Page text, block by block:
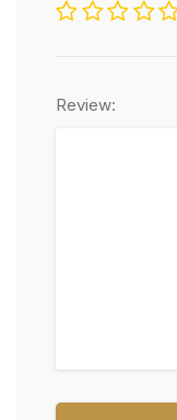
Review: